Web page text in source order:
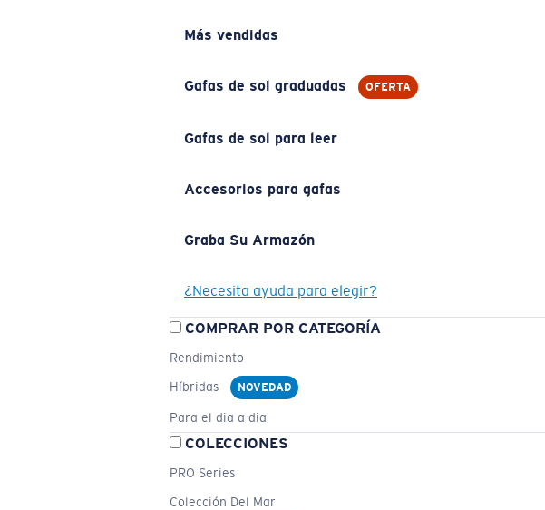
Más vendidas
Gafas de sol graduadas OFERTA
Gafas de sol para leer
Accesorios para gafas
Graba Su Armazón
¿Necesita ayuda para elegir?
COMPRAR POR CATEGORÍA
Rendimiento
Híbridas
NOVEDAD
Para el dia a dia
COLECCIONES
PRO Series
Colección Del Mar